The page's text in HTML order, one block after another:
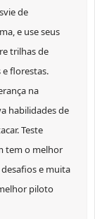
de
e use seus
trilhas de
florestas.
na
habilidades de
Teste
tem o melhor
e muita
piloto